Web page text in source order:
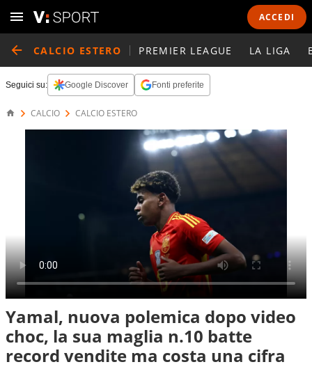
ACCEDI
CALCIO ESTERO PREMIER LEAGUE LA LIGA
Seguici su: Google Discover Fonti preferite
CALCIO CALCIO ESTERO
Yamal, nuova polemica dopo video
choc, la sua maglia n.10 batte
record vendite ma costa una cifra